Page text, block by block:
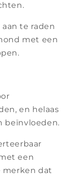
te raden
met een
en helaas
beïnvloeden.
een
merken dat